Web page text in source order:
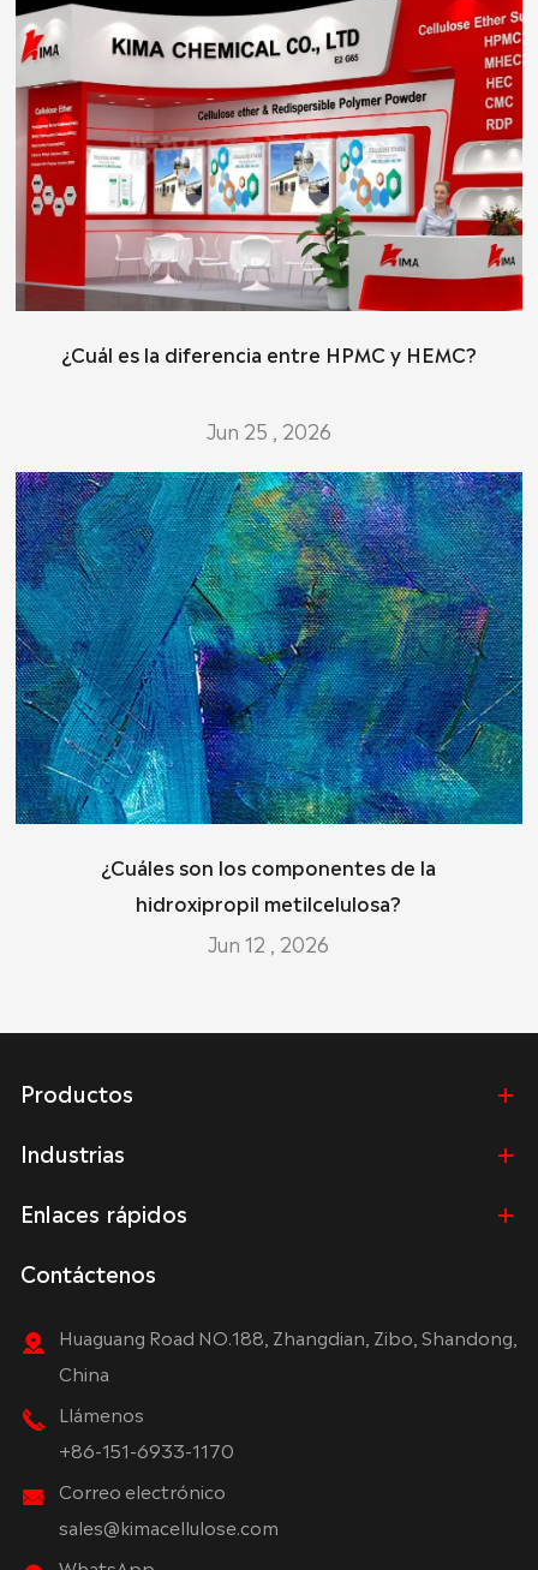
¿Cuál es la diferencia entre HPMC y HEMC?
Jun 25 , 2026
¿Cuáles son los componentes de la
hidroxipropil metilcelulosa?
Jun 12 , 2026
Productos
Industrias
Enlaces rápidos
Contáctenos
Huaguang Road NO.188, Zhangdian, Zibo, Shandong,
China
Llámenos
+86-151-6933-1170
Correo electrónico
sales@kimacellulose.com